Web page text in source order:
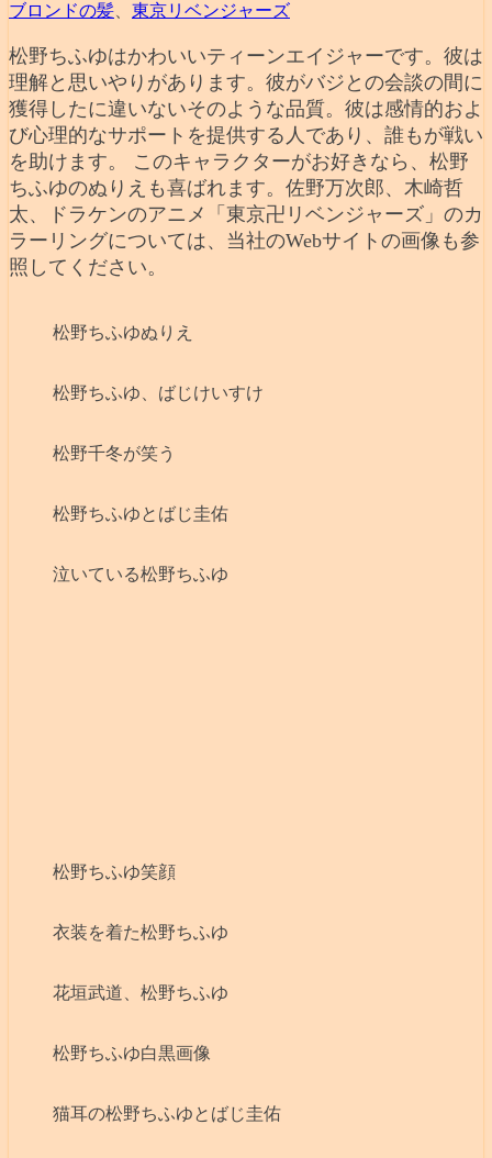
ブロンドの髪 東京リベンジャーズ
松野ちふゆはかわいいティーンエイジャーです。彼は
理解と思いやりがあります。彼がバジとの会談の間に
獲得したに違いないそのような品質。彼は感情的およ
び心理的なサポートを提供する人であり、誰もが戦い
を助けます。 このキャラクターがお好きなら、松野
ちふゆのぬりえも喜ばれます。佐野万次郎、木崎哲
太、ドラケンのアニメ「東京卍リベンジャーズ」のカ
ラーリングについては、当社のWebサイトの画像も参
照してください。
松野ちふゆぬりえ
松野ちふゆ、ばじけいすけ
松野千冬が笑う
松野ちふゆとばじ圭佑
泣いている松野ちふゆ
松野ちふゆ笑顔
衣装を着た松野ちふゆ
花垣武道、松野ちふゆ
松野ちふゆ白黒画像
猫耳の松野ちふゆとばじ圭佑